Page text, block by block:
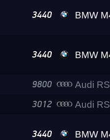
3440 BMW
3440 BMW
9800 Audi
3012 Audi RS4
3440 BMW